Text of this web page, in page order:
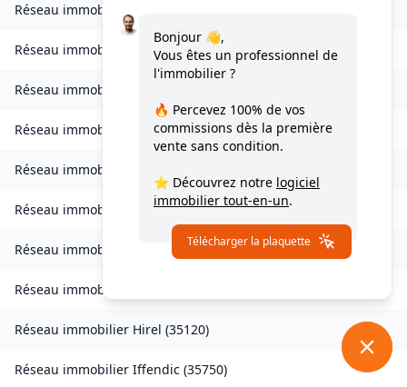
Réseau immobilier
Réseau immobilier Grand-Fougeray (35390)
Réseau immobilier
Réseau immobilier Guichen(35580)
Réseau immobilier
Réseau immobilier Guipel(35440)
Réseau immobilier Hédé-Bazouges (35630)
Réseau immobilier
Réseau immobilier Hirel (35120)
Réseau immobilier Iffendic (35750)
Bonjour 👋,
Vous êtes un professionnel de
l'immobilier ?
🔥 Percevez 100% de vos
commissions dès la première
vente sans condition.
⭐ Découvrez notre logiciel
immobilier tout-en-un.
Télécharger la plaquette